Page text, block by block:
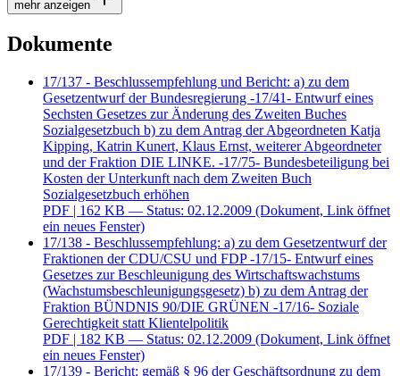
mehr anzeigen
Dokumente
17/137 - Beschlussempfehlung und Bericht: a) zu dem
Gesetzentwurf der Bundesregierung -17/41- Entwurf eines
Sechsten Gesetzes zur Änderung des Zweiten Buches
Sozialgesetzbuch b) zu dem Antrag der Abgeordneten Katja
Kipping, Katrin Kunert, Klaus Ernst, weiterer Abgeordneter
und der Fraktion DIE LINKE. -17/75- Bundesbeteiligung bei
Kosten der Unterkunft nach dem Zweiten Buch
Sozialgesetzbuch erhöhen
PDF | 162 KB — Status: 02.12.2009 (Dokument, Link öffnet
ein neues Fenster)
17/138 - Beschlussempfehlung: a) zu dem Gesetzentwurf der
Fraktionen der CDU/CSU und FDP -17/15- Entwurf eines
Gesetzes zur Beschleunigung des Wirtschaftswachstums
(Wachstumsbeschleunigungsgesetz) b) zu dem Antrag der
Fraktion BÜNDNIS 90/DIE GRÜNEN -17/16- Soziale
Gerechtigkeit statt Klientelpolitik
PDF | 182 KB — Status: 02.12.2009 (Dokument, Link öffnet
ein neues Fenster)
17/139 - Bericht: gemäß § 96 der Geschäftsordnung zu dem